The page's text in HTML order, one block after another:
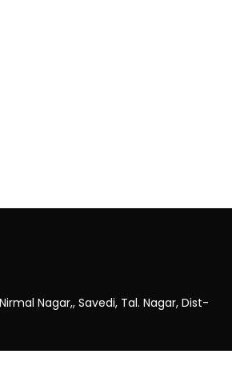
Nagar,, Savedi, Tal. Nagar, Dist-